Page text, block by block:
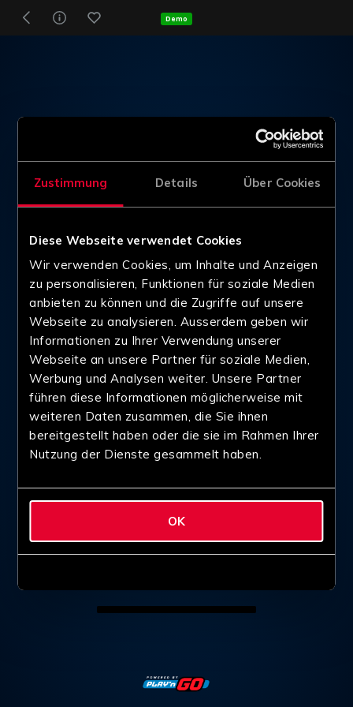
Zustimmung Details Über Cookies
Diese Webseite verwendet Cookies
Wir verwenden Cookies, um Inhalte und Anzeigen
zu personalisieren, Funktionen für soziale Medien
anbieten zu können und die Zugriffe auf unsere
Webseite zu analysieren. Ausserdem geben wir
Informationen zu Ihrer Verwendung unserer
Webseite an unsere Partner für soziale Medien,
Werbung und Analysen weiter. Unsere Partner
führen diese Informationen möglicherweise mit
weiteren Daten zusammen, die Sie ihnen
bereitgestellt haben oder die sie im Rahmen Ihrer
Nutzung der Dienste gesammelt haben.
OK
Demo